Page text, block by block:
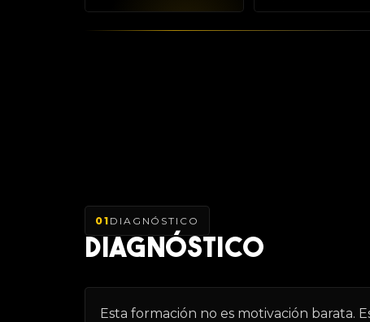
01 DIAGNÓSTICO
DIAGNÓSTICO
Esta formación no es motivación barata.